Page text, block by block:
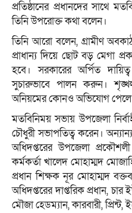
প্রতিষ্ঠানের প্রধানদের সাথে
তিনি উপরোক্ত কথা বলেন।
তিনি আরো বলেন, গ্রামীণ
প্রাধান্য দিয়ে ছোট বড় মেগা
হবে। সরকারের অর্পিত
সুচারুভাবে পালন করুন।
অনিয়মের কোনও অভিযোগ পেলে
মতবিনিময় সভায় উপজেলা
চৌধুরী সভাপতিত্ব করেন।
অধিদপ্তরের উপজেলা
কর্মকর্তা খালেদ মোহাম্মদ
প্রধান শিক্ষক নূর মোহাম্মদ
অধিদপ্তরের দাপ্তরিক প্রধান,
মৌজা হেডম্যান, কারবারী, প্রিন্ট,